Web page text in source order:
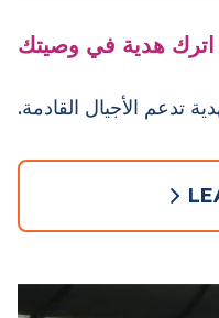
• اترك هدية في وصيتك
تدعم الأجيال القادمة.